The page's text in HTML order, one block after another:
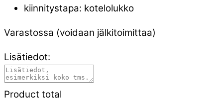
kiinnitystapa: kotelolukko
Varastossa (voidaan jälkitoimittaa)
Lisätiedot:
Product total